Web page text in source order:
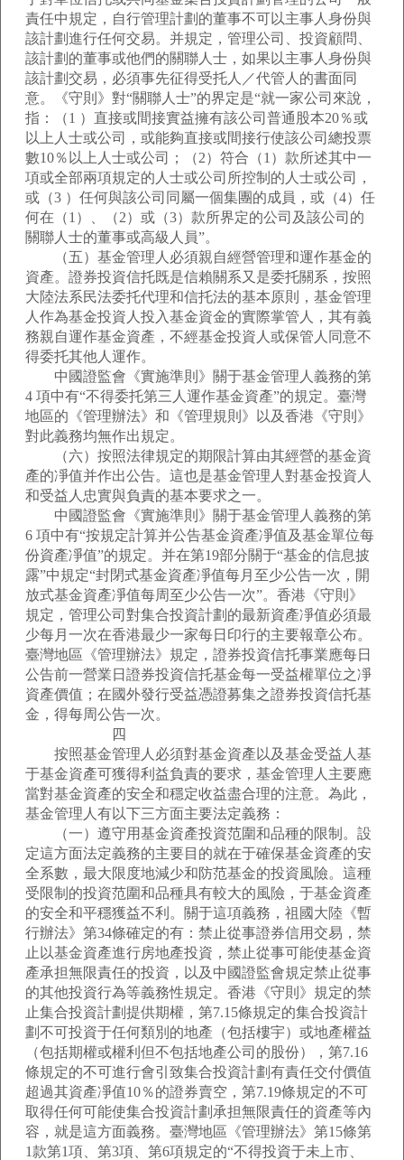
責任中規定，自行管理計劃的董事不可以主事人身份與
該計劃進行任何交易。并規定，管理公司、投資顧問、
該計劃的董事或他們的關聯人士，如果以主事人身份與
該計劃交易，必須事先征得受托人／代管人的書面同
意。《守則》對“關聯人士”的界定是“就一家公司來說，
指：（1 ）直接或間接實益擁有該公司普通股本20％或
以上人士或公司，或能夠直接或間接行使該公司總投票
數10％以上人士或公司；（2）符合（1）款所述其中一
項或全部兩項規定的人士或公司所控制的人士或公司，
或（3 ）任何與該公司同屬一個集團的成員，或（4）任
何在（1）、（2）或（3）款所界定的公司及該公司的
關聯人士的董事或高級人員”。
（五）基金管理人必須親自經營管理和運作基金的
資產。證券投資信托既是信賴關系又是委托關系，按照
大陸法系民法委托代理和信托法的基本原則，基金管理
人作為基金投資人投入基金資金的實際掌管人，其有義
務親自運作基金資產，不經基金投資人或保管人同意不
得委托其他人運作。
中國證監會《實施準則》關于基金管理人義務的第
4 項中有“不得委托第三人運作基金資產”的規定。臺灣
地區的《管理辦法》和《管理規則》以及香港《守則》
對此義務均無作出規定。
（六）按照法律規定的期限計算由其經營的基金資
產的凈值并作出公告。這也是基金管理人對基金投資人
和受益人忠實與負責的基本要求之一。
中國證監會《實施準則》關于基金管理人義務的第
6 項中有“按規定計算并公告基金資產凈值及基金單位每
份資產凈值”的規定。并在第19部分關于“基金的信息披
露”中規定“封閉式基金資產凈值每月至少公告一次，開
放式基金資產凈值每周至少公告一次”。香港《守則》
規定，管理公司對集合投資計劃的最新資產凈值必須最
少每月一次在香港最少一家每日印行的主要報章公布。
臺灣地區《管理辦法》規定，證券投資信托事業應每日
公告前一營業日證券投資信托基金每一受益權單位之凈
資產價值；在國外發行受益憑證募集之證券投資信托基
金，得每周公告一次。
四
按照基金管理人必須對基金資產以及基金受益人基
于基金資產可獲得利益負責的要求，基金管理人主要應
當對基金資產的安全和穩定收益盡合理的注意。為此，
基金管理人有以下三方面主要法定義務：
（一）遵守用基金資產投資范圍和品種的限制。設
定這方面法定義務的主要目的就在于確保基金資產的安
全系數，最大限度地減少和防范基金的投資風險。這種
受限制的投資范圍和品種具有較大的風險，于基金資產
的安全和平穩獲益不利。關于這項義務，祖國大陸《暫
行辦法》第34條確定的有：禁止從事證券信用交易，禁
止以基金資產進行房地產投資，禁止從事可能使基金資
產承担無限責任的投資，以及中國證監會規定禁止從事
的其他投資行為等義務性規定。香港《守則》規定的禁
止集合投資計劃提供期權，第7.15條規定的集合投資計
劃不可投資于任何類別的地產（包括樓宇）或地產權益
（包括期權或權利但不包括地產公司的股份），第7.16
條規定的不可進行會引致集合投資計劃有責任交付價值
超過其資產凈值10％的證券賣空，第7.19條規定的不可
取得任何可能使集合投資計劃承担無限責任的資產等內
容，就是這方面義務。臺灣地區《管理辦法》第15條第
1款第1項、第3項、第6項規定的“不得投資于未上市、